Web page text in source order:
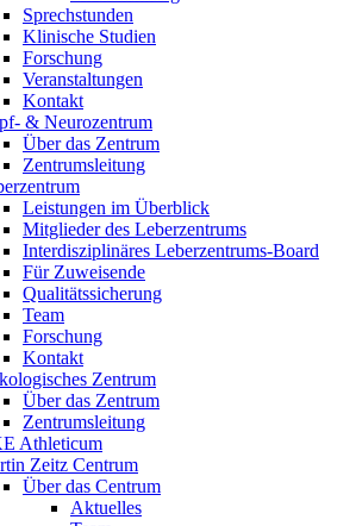
Sprechstunden
Klinische Studien
Forschung
Veranstaltungen
Kontakt
& Neurozentrum
Über das Zentrum
Zentrumsleitung
Leistungen im Überblick
Mitglieder des Leberzentrums
Interdisziplinäres Leberzentrums-Board
Für Zuweisende
Qualitätssicherung
Team
Forschung
Kontakt
Zentrum
Über das Zentrum
Zentrumsleitung
Athleticum
Zeitz Centrum
Über das Centrum
Aktuelles